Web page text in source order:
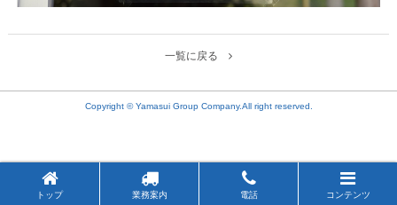
一覧に戻る
Copyright © Yamasui Group Company.All right reserved.
トップ 業務案内 電話 コンテンツ